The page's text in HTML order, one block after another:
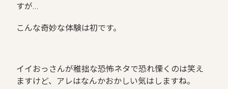
すが…
こんな奇妙な体験は初です。
イイおっさんが稚拙な恐怖ネタで恐れ慄くのは笑え
ますけど、アレはなんかおかしい気はしますね。